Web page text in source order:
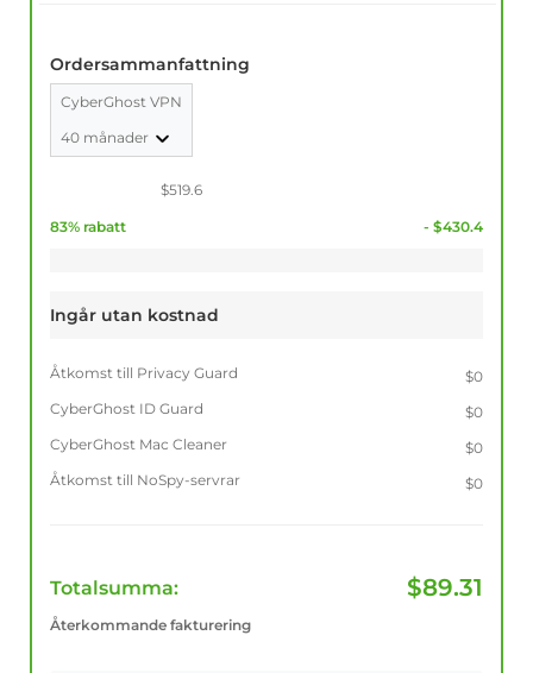
Ordersammanfattning
CyberGhost VPN
40 månader
$519.6
83% rabatt - $430.4
Ingår utan kostnad
Åtkomst till Privacy Guard
$0
CyberGhost ID Guard
$0
CyberGhost Mac Cleaner
$0
Åtkomst till NoSpy-servrar
$0
Totalsumma: $89.31
Återkommande fakturering